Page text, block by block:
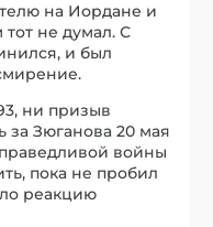
на Иордане и
не думал. С
и был
ни призыв
за Зюганова 20 мая
войны
пока не пробил
реакцию